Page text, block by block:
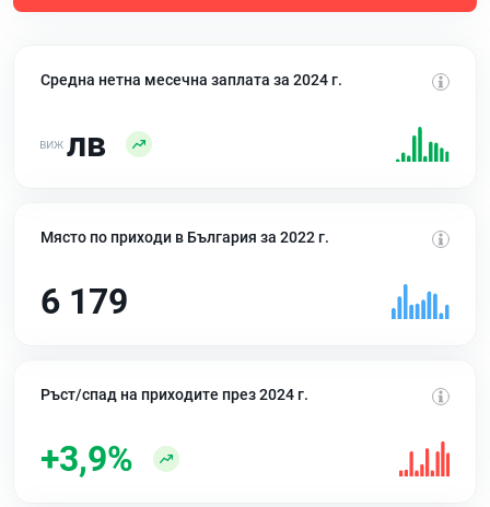
Средна нетна месечна заплата за 2024 г.
лв
Място по приходи в България за 2022 г.
6 179
Ръст/спад на приходите през 2024 г.
+3,9%